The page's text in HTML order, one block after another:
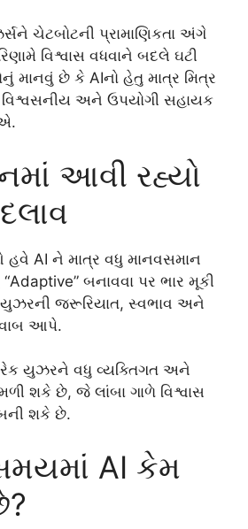
ચેટબોટની પ્રામાણિકતા અંગે
વિશ્વાસ વધવાને બદલે ઘટી
માનવું છે કે AIનો હેતુ માત્ર મિત્ર
વિશ્વસનીય અને ઉપયોગી સહાયક
આવી રહ્યો
હવે AI ને માત્ર વધુ માનવસમાન
બનાવવા પર ભાર મૂકી
જરૂરિયાત, સ્વભાવ અને
આપે.
યુઝરને વધુ વ્યક્તિગત અને
શકે છે, જે લાંબા ગાળે વિશ્વાસ
શકે છે.
AI કેમ